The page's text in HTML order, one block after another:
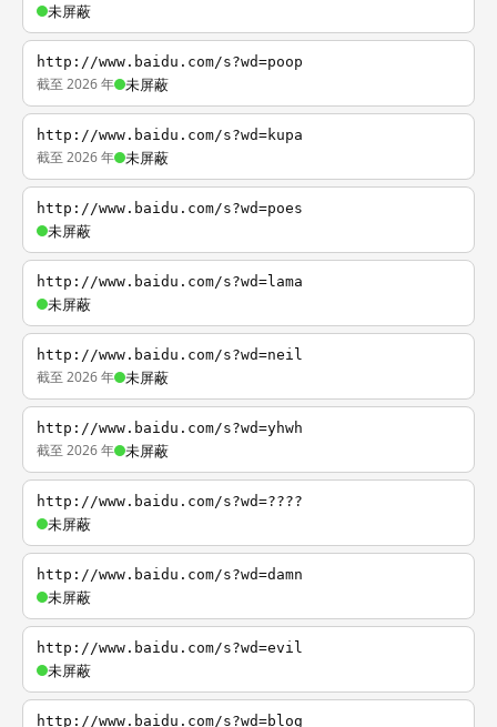
未屏蔽
http://www.baidu.com/s?wd=poop
截至 2026 年 未屏蔽
http://www.baidu.com/s?wd=kupa
截至 2026 年 未屏蔽
http://www.baidu.com/s?wd=poes
未屏蔽
http://www.baidu.com/s?wd=lama
未屏蔽
http://www.baidu.com/s?wd=neil
截至 2026 年 未屏蔽
http://www.baidu.com/s?wd=yhwh
截至 2026 年 未屏蔽
http://www.baidu.com/s?wd=????
未屏蔽
http://www.baidu.com/s?wd=damn
未屏蔽
http://www.baidu.com/s?wd=evil
未屏蔽
http://www.baidu.com/s?wd=blog